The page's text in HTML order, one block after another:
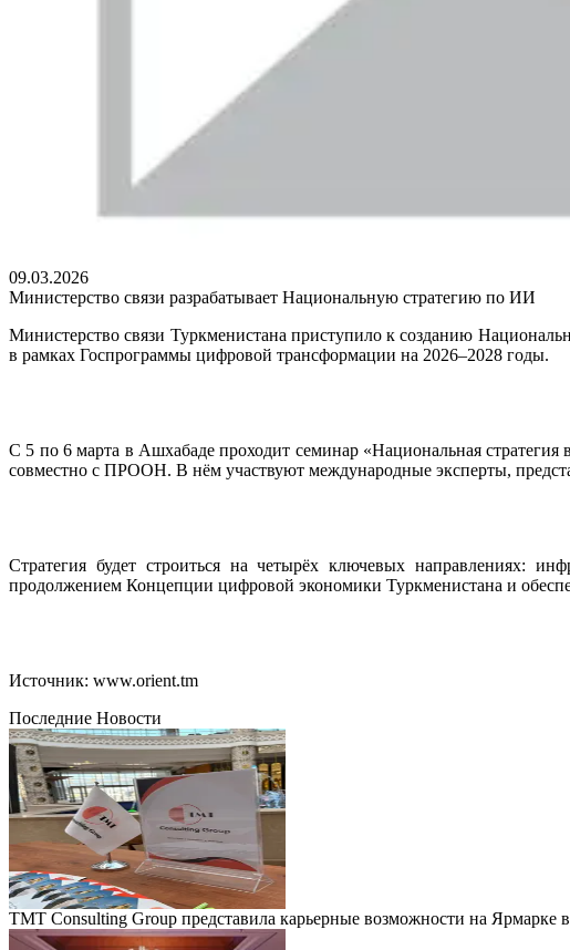
09.03.2026
Министерство связи разрабатывает Национальную стратегию по ИИ
Министерство связи Туркменистана приступило к созданию
в рамках Госпрограммы цифровой трансформации на 2026–2028 годы.
С 5 по 6 марта в Ашхабаде проходит семинар «Национальная
совместно с ПРООН. В нём участвуют международные эксперты,
Стратегия будет строиться на четырёх ключевых направлениях:
продолжением Концепции цифровой экономики Туркменистана и
Источник: www.orient.tm
Последние Новости
TMT Consulting Group представила карьерные возможности на Ярмарке